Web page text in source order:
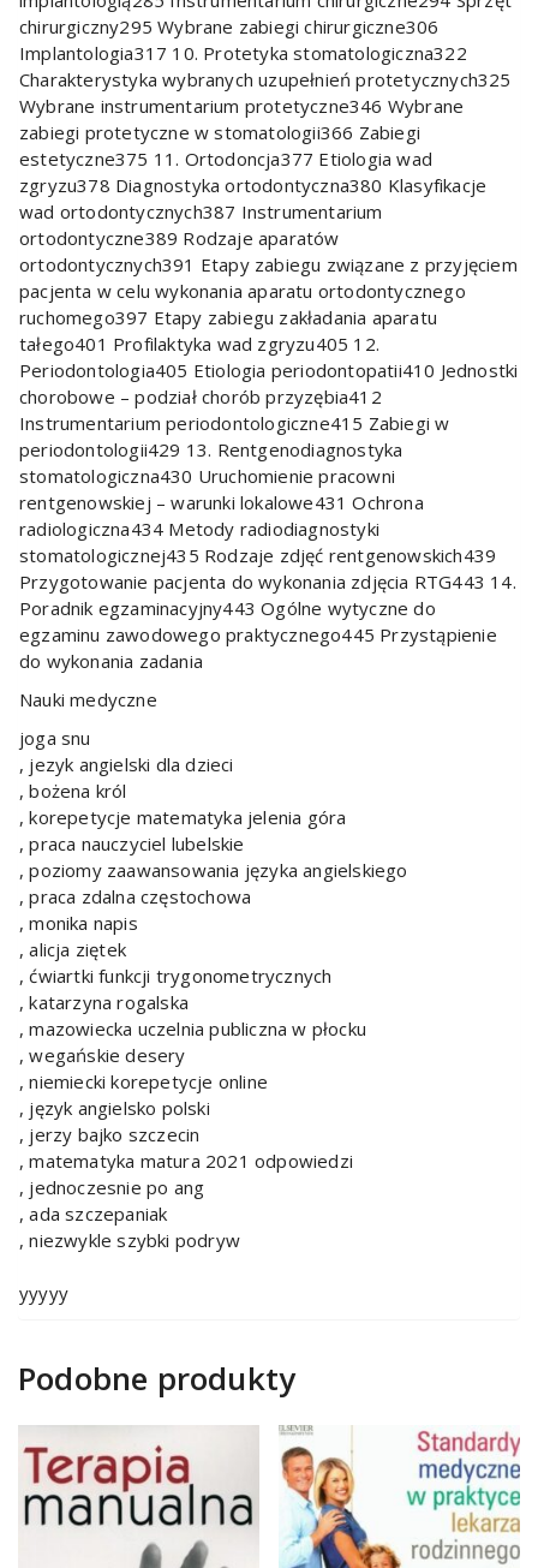
chirurgiczny295 Wybrane zabiegi chirurgiczne306
Implantologia317 10. Protetyka stomatologiczna322
Charakterystyka wybranych uzupełnień protetycznych325
Wybrane instrumentarium protetyczne346 Wybrane
zabiegi protetyczne w stomatologii366 Zabiegi
estetyczne375 11. Ortodoncja377 Etiologia wad
zgryzu378 Diagnostyka ortodontyczna380 Klasyfikacje
wad ortodontycznych387 Instrumentarium
ortodontyczne389 Rodzaje aparatów
ortodontycznych391 Etapy zabiegu związane z przyjęciem
pacjenta w celu wykonania aparatu ortodontycznego
ruchomego397 Etapy zabiegu zakładania aparatu
tałego401 Profilaktyka wad zgryzu405 12.
Periodontologia405 Etiologia periodontopatii410 Jednostki
chorobowe – podział chorób przyzębia412
Instrumentarium periodontologiczne415 Zabiegi w
periodontologii429 13. Rentgenodiagnostyka
stomatologiczna430 Uruchomienie pracowni
rentgenowskiej – warunki lokalowe431 Ochrona
radiologiczna434 Metody radiodiagnostyki
stomatologicznej435 Rodzaje zdjęć rentgenowskich439
Przygotowanie pacjenta do wykonania zdjęcia RTG443 14.
Poradnik egzaminacyjny443 Ogólne wytyczne do
egzaminu zawodowego praktycznego445 Przystąpienie
do wykonania zadania
Nauki medyczne
joga snu
, jezyk angielski dla dzieci
, bożena król
, korepetycje matematyka jelenia góra
, praca nauczyciel lubelskie
, poziomy zaawansowania języka angielskiego
, praca zdalna częstochowa
, monika napis
, alicja ziętek
, ćwiartki funkcji trygonometrycznych
, katarzyna rogalska
, mazowiecka uczelnia publiczna w płocku
, wegańskie desery
, niemiecki korepetycje online
, język angielsko polski
, jerzy bajko szczecin
, matematyka matura 2021 odpowiedzi
, jednoczesnie po ang
, ada szczepaniak
, niezwykle szybki podryw
yyyyy
Podobne produkty